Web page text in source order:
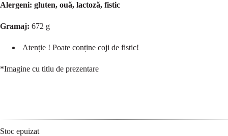
Alergeni: gluten, ouă, lactoză, fistic
Gramaj: 672 g
Atenție ! Poate conține coji de fistic!
*Imagine cu titlu de prezentare
Stoc epuizat